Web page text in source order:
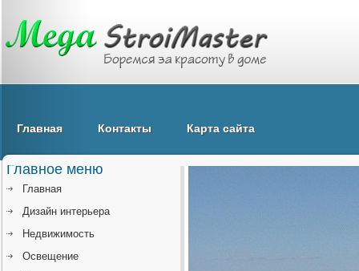
Главная Контакты Карта сайта
Главное меню
Главная
Дизайн интерьера
Недвижимость
Освещение